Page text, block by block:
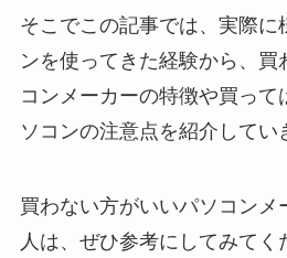
そこでこの記事では、実際に
ンを使ってきた経験から、買
コンメーカーの特徴や買って
ソコンの注意点を紹介してい
買わない方がいいパソコンメ
人は、ぜひ参考にしてみてく